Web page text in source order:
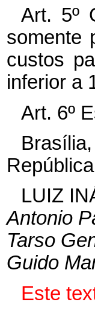
Art. 5º
somente
custos
inferior a
Art. 6º
LUIZ
Antonio
Tarso
Guido
Este